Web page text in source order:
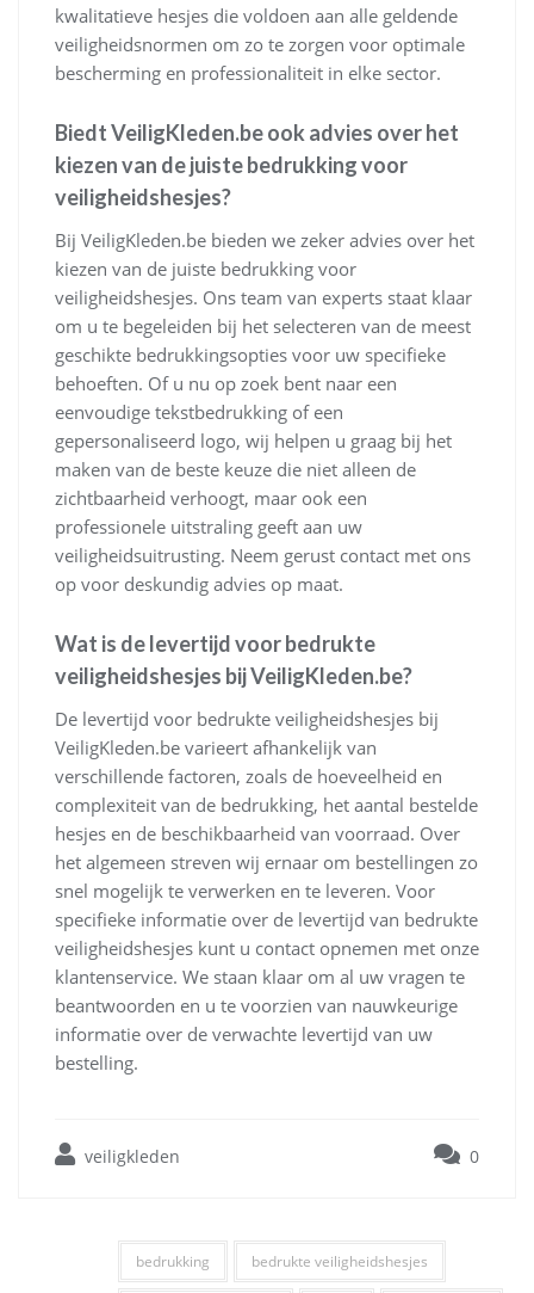
kwalitatieve hesjes die voldoen aan alle geldende
veiligheidsnormen om zo te zorgen voor optimale
bescherming en professionaliteit in elke sector.
Biedt VeiligKleden.be ook advies over het
kiezen van de juiste bedrukking voor
veiligheidshesjes?
Bij VeiligKleden.be bieden we zeker advies over het
kiezen van de juiste bedrukking voor
veiligheidshesjes. Ons team van experts staat klaar
om u te begeleiden bij het selecteren van de meest
geschikte bedrukkingsopties voor uw specifieke
behoeften. Of u nu op zoek bent naar een
eenvoudige tekstbedrukking of een
gepersonaliseerd logo, wij helpen u graag bij het
maken van de beste keuze die niet alleen de
zichtbaarheid verhoogt, maar ook een
professionele uitstraling geeft aan uw
veiligheidsuitrusting. Neem gerust contact met ons
op voor deskundig advies op maat.
Wat is de levertijd voor bedrukte
veiligheidshesjes bij VeiligKleden.be?
De levertijd voor bedrukte veiligheidshesjes bij
VeiligKleden.be varieert afhankelijk van
verschillende factoren, zoals de hoeveelheid en
complexiteit van de bedrukking, het aantal bestelde
hesjes en de beschikbaarheid van voorraad. Over
het algemeen streven wij ernaar om bestellingen zo
snel mogelijk te verwerken en te leveren. Voor
specifieke informatie over de levertijd van bedrukte
veiligheidshesjes kunt u contact opnemen met onze
klantenservice. We staan klaar om al uw vragen te
beantwoorden en u te voorzien van nauwkeurige
informatie over de verwachte levertijd van uw
bestelling.
veiligkleden 0
bedrukking bedrukte veiligheidshesjes